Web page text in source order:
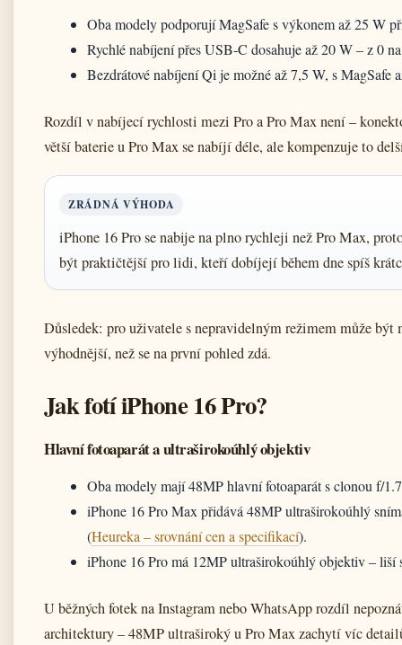
Oba modely podporují MagSafe s výkonem až 25 W
Rychlé nabíjení přes USB‑C dosahuje až 20 W – z 0
Bezdrátové nabíjení Qi je možné až 7,5 W, s MagSafe
Rozdíl v nabíjecí rychlosti mezi Pro a Pro Max není –
větší baterie u Pro Max se nabíjí déle, ale kompenzuje to
ZRÁDNÁ VÝHODA
iPhone 16 Pro se nabije na plno rychleji než Pro Max,
být praktičtější pro lidi, kteří dobíjejí během dne spíš
Důsledek: pro uživatele s nepravidelným režimem může
výhodnější, než se na první pohled zdá.
Jak fotí iPhone 16 Pro?
Hlavní fotoaparát a ultraširokoúhlý objektiv
Oba modely mají 48MP hlavní fotoaparát s clonou f/
iPhone 16 Pro Max přidává 48MP ultraširokoúhlý
(Heureka – srovnání cen a specifikací).
iPhone 16 Pro má 12MP ultraširokoúhlý objektiv – liší
U běžných fotek na Instagram nebo WhatsApp rozdíl
architektury – 48MP ultraširoký u Pro Max zachytí víc